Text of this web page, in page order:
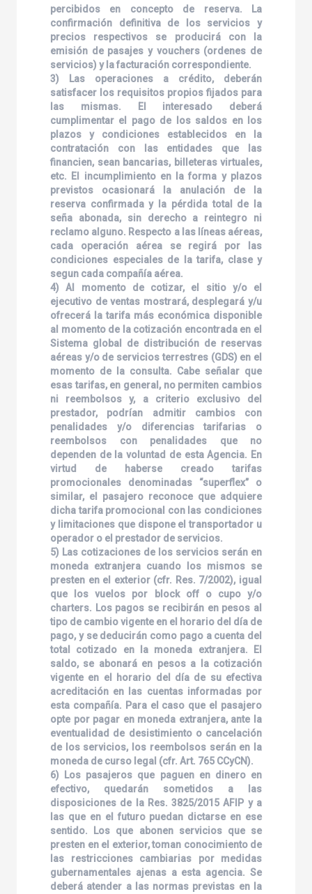
percibidos en concepto de reserva. La
confirmación definitiva de los servicios y
precios respectivos se producirá con la
emisión de pasajes y vouchers (ordenes de
servicios) y la facturación correspondiente.
3) Las operaciones a crédito, deberán
satisfacer los requisitos propios fijados para
las mismas. El interesado deberá
cumplimentar el pago de los saldos en los
plazos y condiciones establecidos en la
contratación con las entidades que las
financien, sean bancarias, billeteras virtuales,
etc. El incumplimiento en la forma y plazos
previstos ocasionará la anulación de la
reserva confirmada y la pérdida total de la
seña abonada, sin derecho a reintegro ni
reclamo alguno. Respecto a las líneas aéreas,
cada operación aérea se regirá por las
condiciones especiales de la tarifa, clase y
segun cada compañía aérea.
4) Al momento de cotizar, el sitio y/o el
ejecutivo de ventas mostrará, desplegará y/u
ofrecerá la tarifa más económica disponible
al momento de la cotización encontrada en el
Sistema global de distribución de reservas
aéreas y/o de servicios terrestres (GDS) en el
momento de la consulta. Cabe señalar que
esas tarifas, en general, no permiten cambios
ni reembolsos y, a criterio exclusivo del
prestador, podrían admitir cambios con
penalidades y/o diferencias tarifarias o
reembolsos con penalidades que no
dependen de la voluntad de esta Agencia. En
virtud de haberse creado tarifas
promocionales denominadas “superflex” o
similar, el pasajero reconoce que adquiere
dicha tarifa promocional con las condiciones
y limitaciones que dispone el transportador u
operador o el prestador de servicios.
5) Las cotizaciones de los servicios serán en
moneda extranjera cuando los mismos se
presten en el exterior (cfr. Res. 7/2002), igual
que los vuelos por block off o cupo y/o
charters. Los pagos se recibirán en pesos al
tipo de cambio vigente en el horario del día de
pago, y se deducirán como pago a cuenta del
total cotizado en la moneda extranjera. El
saldo, se abonará en pesos a la cotización
vigente en el horario del día de su efectiva
acreditación en las cuentas informadas por
esta compañía. Para el caso que el pasajero
opte por pagar en moneda extranjera, ante la
eventualidad de desistimiento o cancelación
de los servicios, los reembolsos serán en la
moneda de curso legal (cfr. Art. 765 CCyCN).
6) Los pasajeros que paguen en dinero en
efectivo, quedarán sometidos a las
disposiciones de la Res. 3825/2015 AFIP y a
las que en el futuro puedan dictarse en ese
sentido. Los que abonen servicios que se
presten en el exterior, toman conocimiento de
las restricciones cambiarias por medidas
gubernamentales ajenas a esta agencia. Se
deberá atender a las normas previstas en la